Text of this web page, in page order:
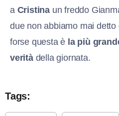
a Cristina un freddo
due non abbiamo mai detto
forse questa è la più
veritàdella giornata.
Tags: